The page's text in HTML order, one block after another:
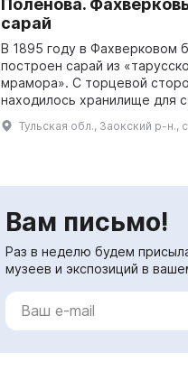
Поленова.
сарай
В 1895 году в Фахверковом
построен сарай из
мрамора». С торцевой
находилось хранилище для
инвентаря, а с фасада —
мастерская Ивана
Тульская обл., Заокский р-н.,
Вам письмо!
Раз в неделю будем
музеев и экспозиций в